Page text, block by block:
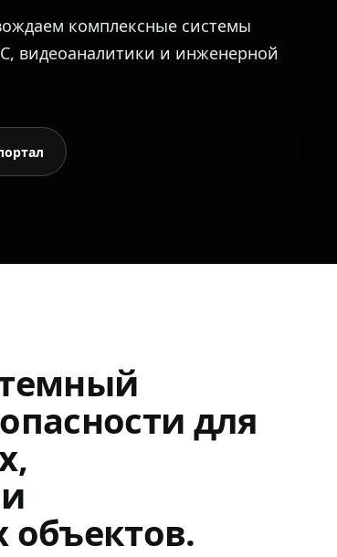
комплексные системы
видеоаналитики и инженерной
для
объектов.